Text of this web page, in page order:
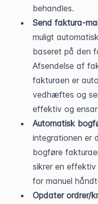
behandles.
Send faktura-
muligt
baseret på den
Afsendelse af
fakturaen er
vedhæftes og
effektiv og
Automatisk
integrationen er
bogføre
sikrer en
for manuel
Opdater ordrer/